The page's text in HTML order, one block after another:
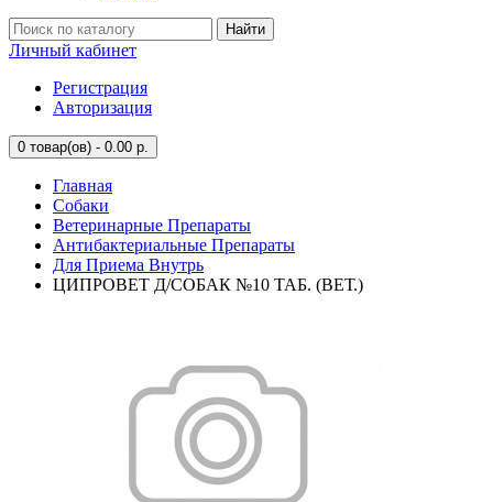
Найти
Личный кабинет
Регистрация
Авторизация
0 товар(ов) - 0.00 р.
Главная
Собаки
Ветеринарные Препараты
Антибактериальные Препараты
Для Приема Внутрь
ЦИПРОВЕТ Д/СОБАК №10 ТАБ. (ВЕТ.)